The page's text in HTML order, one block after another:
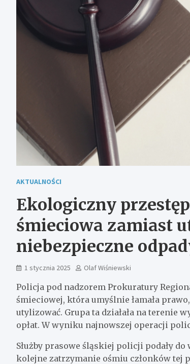
AKTUALNOŚCI
Ekologiczny
śmieciowa zamiast
niebezpieczne
1 stycznia 2025 Olaf Wiśniewski
Policja pod nadzorem Prokuratury
śmieciowej, która umyślnie łamała
utylizować. Grupa ta działała na terenie
opłat. W wyniku najnowszej operacji
Służby prasowe śląskiej policji podały
kolejne zatrzymanie ośmiu członków tej